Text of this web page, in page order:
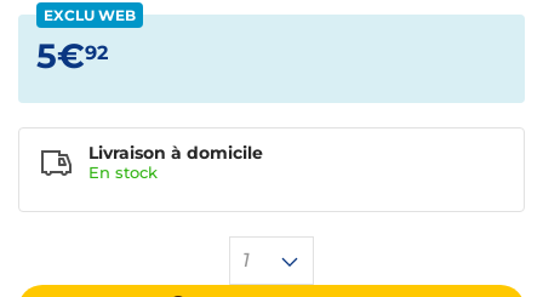
EXCLU WEB
5€92
1
Livraison à domicile
En stock